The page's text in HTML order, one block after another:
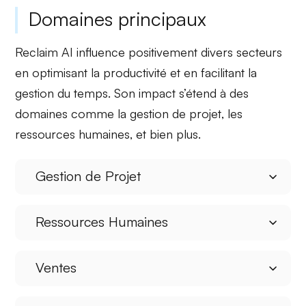
Domaines principaux
Reclaim AI influence positivement divers secteurs
en optimisant la productivité et en facilitant la
gestion du temps. Son impact s’étend à des
domaines comme lagestion de projet, les
ressources humaines, et bien plus.
Gestion de Projet
Ressources Humaines
Ventes